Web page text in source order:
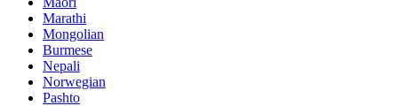
Marathi
Mongolian
Burmese
Nepali
Norwegian
Pashto